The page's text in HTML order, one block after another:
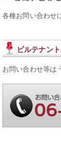
各種お問い合わせ
ビルテナン
お問い合わせ等は